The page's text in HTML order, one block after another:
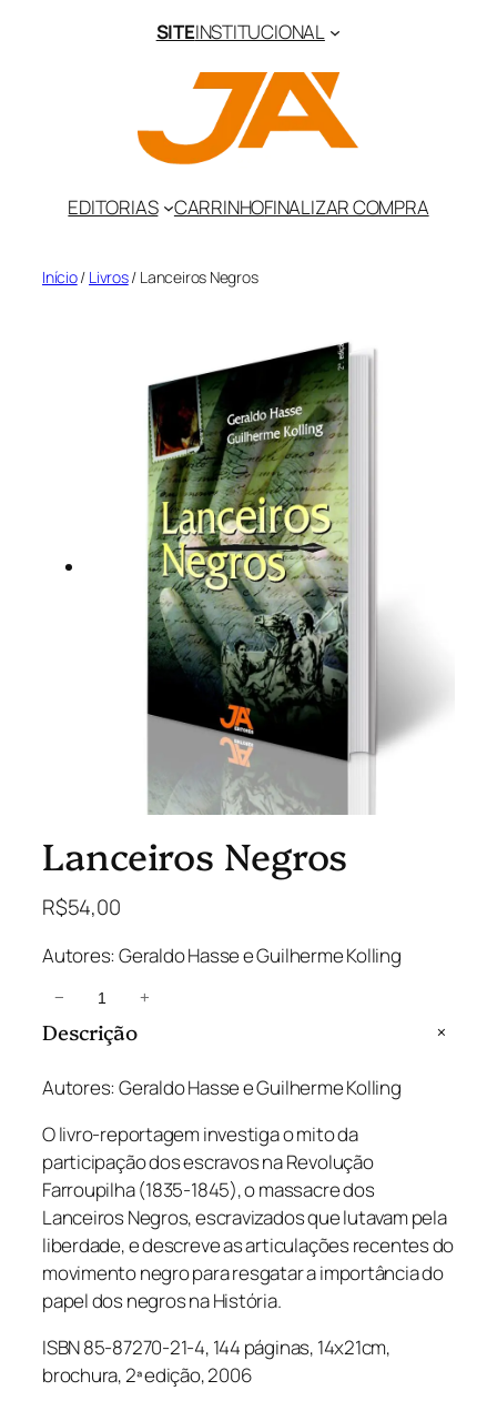
SITEINSTITUCIONAL
EDITORIAS CARRINHOFINALIZAR COMPRA
Início/ Livros/ Lanceiros Negros
Lanceiros Negros
R$54,00
Autores: Geraldo Hasse e Guilherme Kolling
a
c
i
r
o
s
N
e
g
r
o
s
− +
Descrição +
Autores: Geraldo Hasse e Guilherme Kolling
O livro-reportagem investiga o mito da
participação dos escravos na Revolução
Farroupilha (1835-1845), o massacre dos
Lanceiros Negros, escravizados que lutavam pela
liberdade, e descreve as articulações recentes do
movimento negro para resgatar a importância do
papel dos negros na História.
ISBN 85-87270-21-4, 144 páginas, 14x21cm,
brochura, 2ª edição, 2006